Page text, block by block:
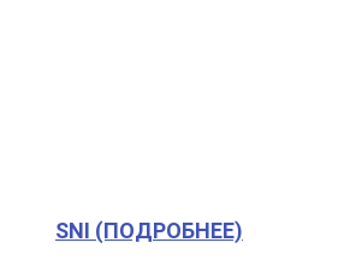
SNI (ПОДРОБНЕЕ)